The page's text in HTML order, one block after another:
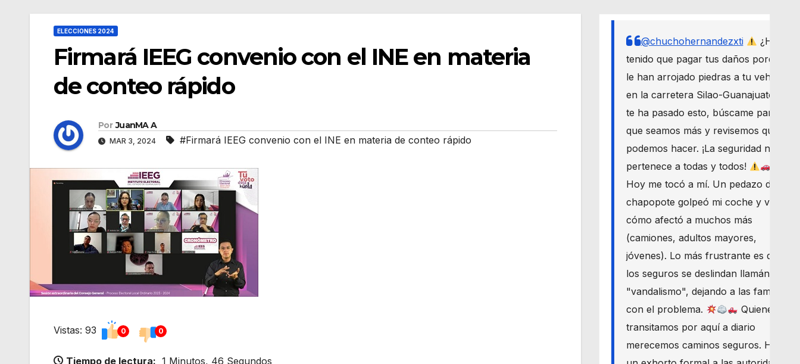
ELECCIONES 2024
Firmará IEEG convenio con el INE en materia
de conteo rápido
Por JuanMA A
MAR 3, 2024 #Firmará IEEG convenio con el INE en materia de conteo rápido
Vistas: 93 0 0
Tiempo de lectura: 1 Minutos, 46 Segundos
@chuchohernandezxti
¿Has
tenido que pagar tus daños porque
le han arrojado piedras a tu vehículo
en la carretera Silao-Guanajuato? Si
te ha pasado esto, búscame para
que seamos más y revisemos qué
podemos hacer. ¡La seguridad nos
pertenece a todas y todos!
Hoy me tocó a mí. Un pedazo de
chapopote golpeó mi coche y vi
cómo afectó a muchos más
(camiones, adultos mayores,
jóvenes). Lo más frustrante es que
los seguros se deslindan llamándolo
"vandalismo", dejando a las familias
con el problema.
Quienes
transitamos por aquí a diario
merecemos caminos seguros. Haré